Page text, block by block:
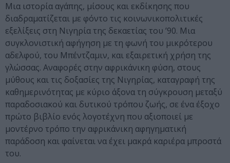
Μια ιστορία αγάπης, μίσους και εκδίκησης που
διαδραματίζεται με φόντο τις κοινωνικοπολιτικές
εξελίξεις στη Νιγηρία της δεκαετίας του ’90. Μια
συγκλονιστική αφήγηση με τη φωνή του μικρότερου
αδελφού, του Μπέντζαμιν, και εξαιρετική χρήση της
γλώσσας. Αναφορές στην αφρικάνικη φύση, στους
μύθους και τις δοξασίες της Νιγηρίας, καταγραφή της
καθημερινότητας με κύριο άξονα τη σύγκρουση μεταξύ
παραδοσιακού και δυτικού τρόπου ζωής, σε ένα έξοχο
πρώτο βιβλίο ενός λογοτέχνη που αξιοποιεί με
μοντέρνο τρόπο την αφρικάνικη αφηγηματική
παράδοση και φαίνεται να έχει μακρά καριέρα μπροστά
του.